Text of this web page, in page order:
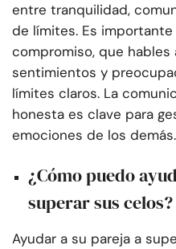
entre tranquilidad,
de límites. Es
compromiso, que
sentimientos y
límites claros. La
honesta es clave para
emociones de los demás.
¿Cómo puedo
superar sus celos?
Ayudar a su pareja a